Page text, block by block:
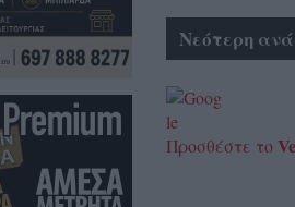
Νεότερη
Προσθέστε το